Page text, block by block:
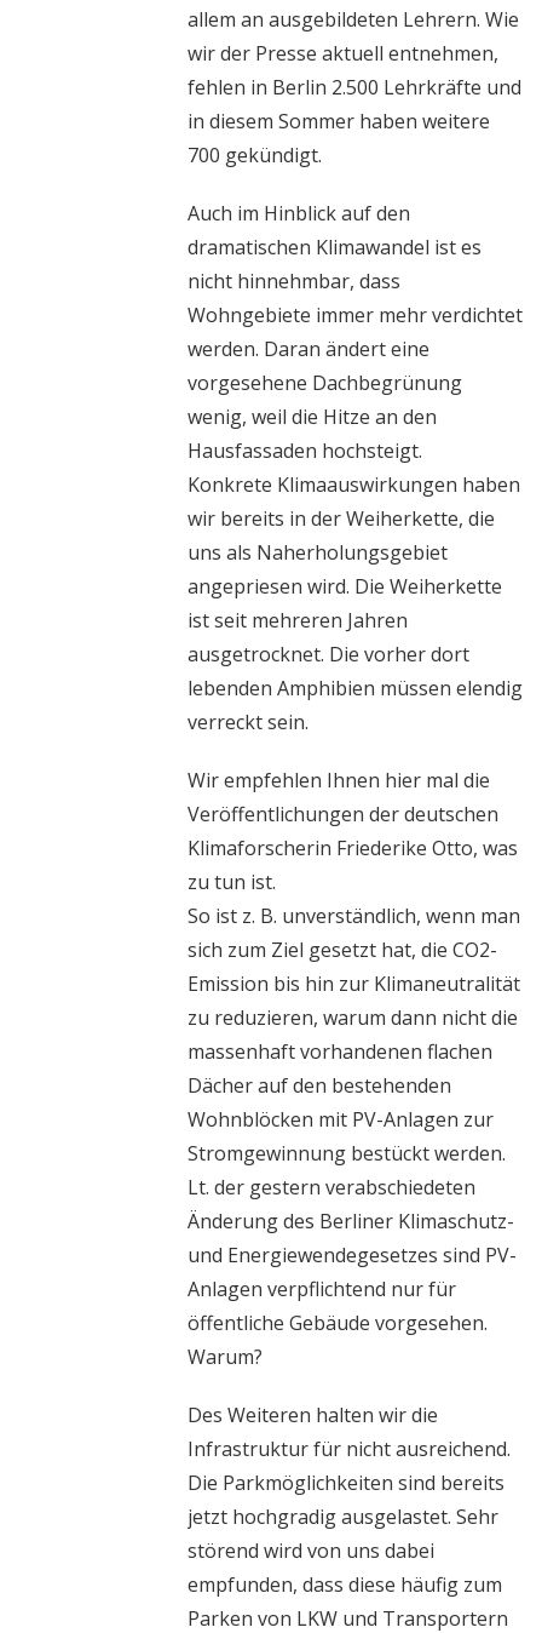
allem an ausgebildeten Lehrern. Wie
wir der Presse aktuell entnehmen,
fehlen in Berlin 2.500 Lehrkräfte und
in diesem Sommer haben weitere
700 gekündigt.
Auch im Hinblick auf den
dramatischen Klimawandel ist es
nicht hinnehmbar, dass
Wohngebiete immer mehr verdichtet
werden. Daran ändert eine
vorgesehene Dachbegrünung
wenig, weil die Hitze an den
Hausfassaden hochsteigt.
Konkrete Klimaauswirkungen haben
wir bereits in der Weiherkette, die
uns als Naherholungsgebiet
angepriesen wird. Die Weiherkette
ist seit mehreren Jahren
ausgetrocknet. Die vorher dort
lebenden Amphibien müssen elendig
verreckt sein.
Wir empfehlen Ihnen hier mal die
Veröffentlichungen der deutschen
Klimaforscherin Friederike Otto, was
zu tun ist.
So ist z. B. unverständlich, wenn man
sich zum Ziel gesetzt hat, die CO2-
Emission bis hin zur Klimaneutralität
zu reduzieren, warum dann nicht die
massenhaft vorhandenen flachen
Dächer auf den bestehenden
Wohnblöcken mit PV-Anlagen zur
Stromgewinnung bestückt werden.
Lt. der gestern verabschiedeten
Änderung des Berliner Klimaschutz-
und Energiewendegesetzes sind PV-
Anlagen verpflichtend nur für
öffentliche Gebäude vorgesehen.
Warum?
Des Weiteren halten wir die
Infrastruktur für nicht ausreichend.
Die Parkmöglichkeiten sind bereits
jetzt hochgradig ausgelastet. Sehr
störend wird von uns dabei
empfunden, dass diese häufig zum
Parken von LKW und Transportern